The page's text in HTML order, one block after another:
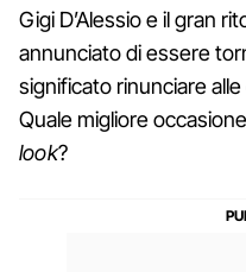
Gigi D’Alessio e il gran
annunciato di essere
significato rinunciare
Quale migliore
look?